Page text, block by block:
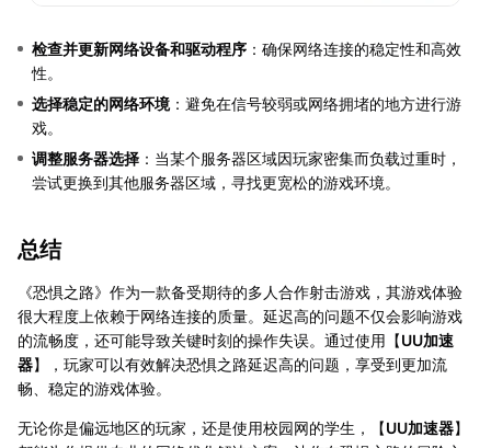
检查并更新网络设备和驱动程序 ：确保网络连接的稳定性和高效
性。
选择稳定的网络环境：避免在信号较弱或网络拥堵的地方进行游
戏。
调整服务器选择 ：当某个服务器区域因玩家密集而负载过重时，
尝试更换到其他服务器区域，寻找更宽松的游戏环境。
总结
《恐惧之路》作为一款备受期待的多人合作射击游戏，其游戏体验
很大程度上依赖于网络连接的质量。延迟高的问题不仅会影响游戏
的流畅度，还可能导致关键时刻的操作失误。通过使用【UU加速
器】，玩家可以有效解决恐惧之路延迟高的问题，享受到更加流
畅、稳定的游戏体验。
无论你是偏远地区的玩家，还是使用校园网的学生，【UU加速器】